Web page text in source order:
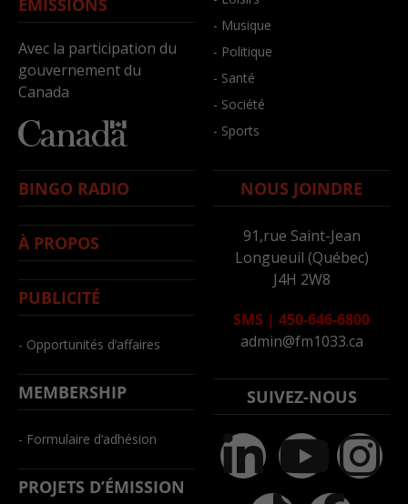
ÉMISSIONS
Avec la participation du
gouvernement du
Canada
- Musique
- Politique
- Santé
- Société
- Sports
BINGO RADIO
À PROPOS
PUBLICITÉ
- Opportunités d’affaires
MEMBERSHIP
- Formulaire d’adhésion
PROJETS D’ÉMISSION
NOUS JOINDRE
91,rue Saint-Jean
Longueuil (Québec)
J4H 2W8
SMS | 450-646-6800
admin@fm1033.ca
SUIVEZ-NOUS